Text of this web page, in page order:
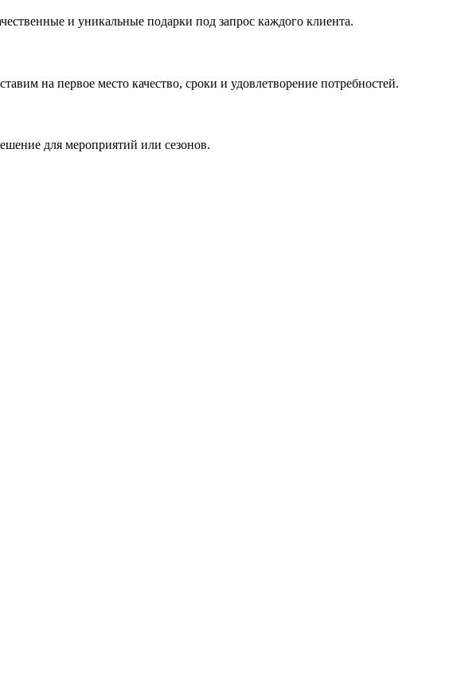
и уникальные подарки под запрос каждого клиента.
на первое место качество, сроки и удовлетворение потребностей.
для мероприятий или сезонов.